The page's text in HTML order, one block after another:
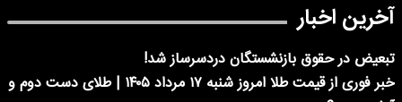
آخرین اخبار
تبعیض در حقوق بازنشستگان دردسرساز شد!
خبر فوری از قیمت طلا امروز شنبه ۱۷ مرداد ۱۴۰۵ | طلای دست دوم و